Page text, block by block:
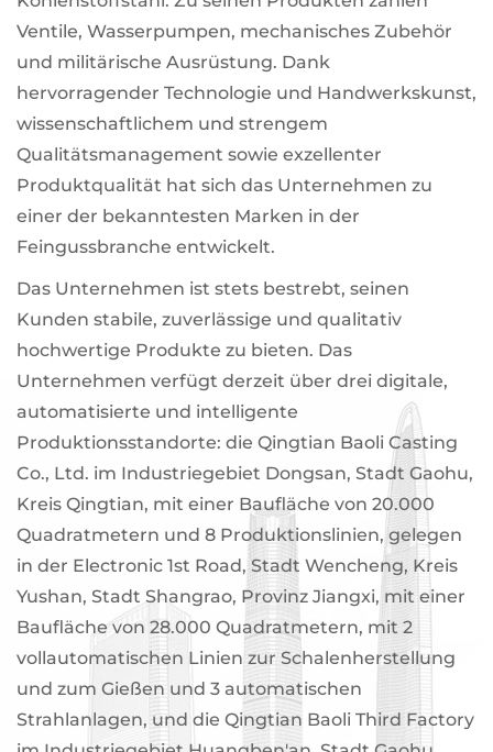
Ventile, Wasserpumpen, mechanisches Zubehör
und militärische Ausrüstung. Dank
hervorragender Technologie und Handwerkskunst,
wissenschaftlichem und strengem
Qualitätsmanagement sowie exzellenter
Produktqualität hat sich das Unternehmen zu
einer der bekanntesten Marken in der
Feingussbranche entwickelt.
Das Unternehmen ist stets bestrebt, seinen
Kunden stabile, zuverlässige und qualitativ
hochwertige Produkte zu bieten. Das
Unternehmen verfügt derzeit über drei digitale,
automatisierte und intelligente
Produktionsstandorte: die Qingtian Baoli Casting
Co., Ltd. im Industriegebiet Dongsan, Stadt Gaohu,
Kreis Qingtian, mit einer Baufläche von 20.000
Quadratmetern und 8 Produktionslinien, gelegen
in der Electronic 1st Road, Stadt Wencheng, Kreis
Yushan, Stadt Shangrao, Provinz Jiangxi, mit einer
Baufläche von 28.000 Quadratmetern, mit 2
vollautomatischen Linien zur Schalenherstellung
und zum Gießen und 3 automatischen
Strahlanlagen, und die Qingtian Baoli Third Factory